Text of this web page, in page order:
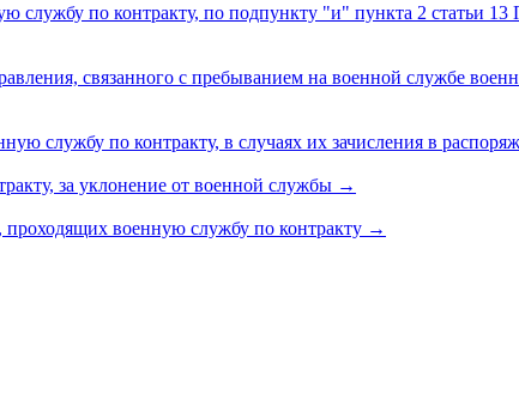
службу по контракту, по подпункту "и" пункта 2 статьи
связанного с пребыванием на военной службе
службу по контракту, в случаях их зачисления в
за уклонение от военной службы →
военную службу по контракту →